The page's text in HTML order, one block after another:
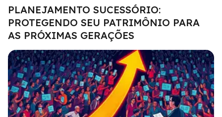
PLANEJAMENTO SUCESSÓRIO:
PROTEGENDO SEU PATRIMÔNIO PARA
AS PRÓXIMAS GERAÇÕES